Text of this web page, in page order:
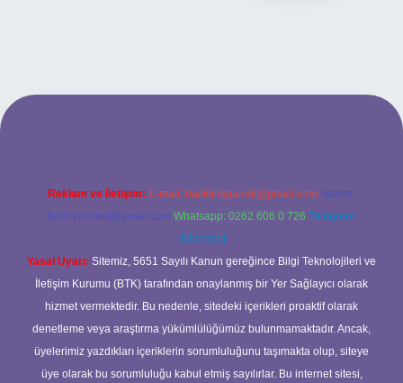
Reklam ve İletişim: E-mail: backlinkpaneli@gmail.com Teams:
forumhizmeti@gmail.com Whatsapp: 0262 606 0 726 Telegram:
@karabul
Yasal Uyarı: Sitemiz, 5651 Sayılı Kanun gereğince Bilgi Teknolojileri ve
İletişim Kurumu (BTK) tarafından onaylanmış bir Yer Sağlayıcı olarak
hizmet vermektedir. Bu nedenle, sitedeki içerikleri proaktif olarak
denetleme veya araştırma yükümlülüğümüz bulunmamaktadır. Ancak,
üyelerimiz yazdıkları içeriklerin sorumluluğunu taşımakta olup, siteye
üye olarak bu sorumluluğu kabul etmiş sayılırlar. Bu internet sitesi,